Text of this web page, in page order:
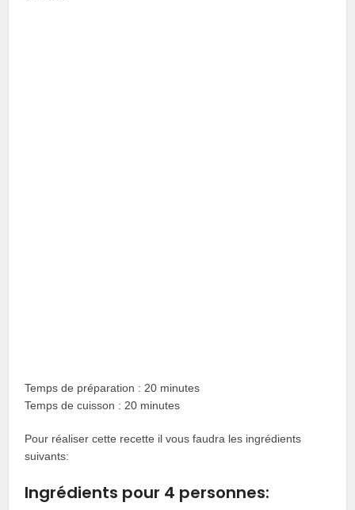
Temps de préparation : 20 minutes
Temps de cuisson : 20 minutes
Pour réaliser cette recette il vous faudra les ingrédients
suivants:
Ingrédients pour 4 personnes: